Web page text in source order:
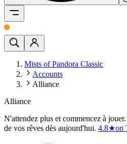
Mists of Pandora Classic
Accounts
Alliance
Alliance
N'attendez plus et commencez à
de vos rêves dès aujourd'hui. 4.8★on